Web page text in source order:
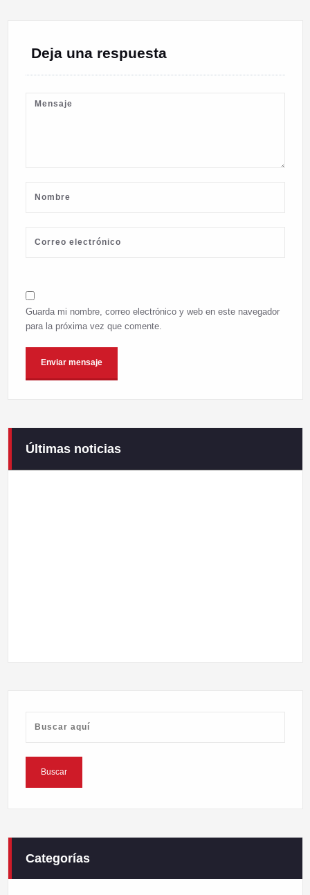
Deja una respuesta
Guarda mi nombre, correo electrónico y web en este navegador
para la próxima vez que comente.
Últimas noticias
Campaneirus 2026
Categorías